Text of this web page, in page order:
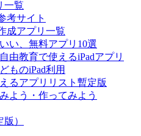
一覧
考サイト
成アプリ一覧
い、無料アプリ10選
由教育で使えるiPadアプリ
ものiPad利用
るアプリリスト暫定版
よう・作ってみよう
）